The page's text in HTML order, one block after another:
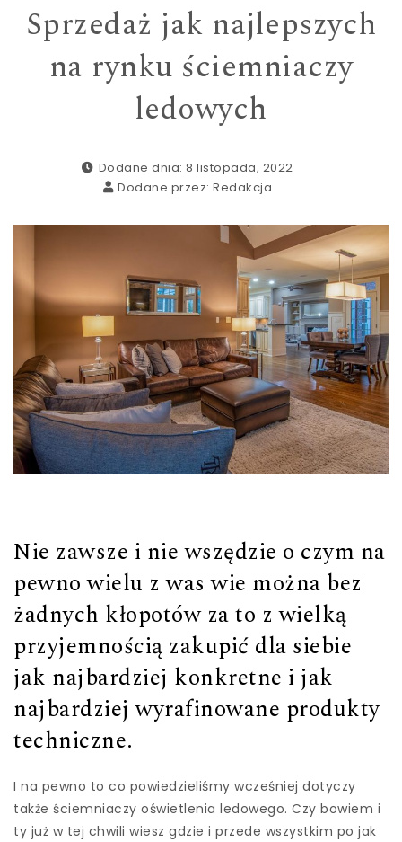
Sprzedaż jak najlepszych
na rynku ściemniaczy
ledowych
Dodane dnia: 8 listopada, 2022
Dodane przez:Redakcja
Nie zawsze i nie wszędzie o czym na
pewno wielu z was wie można bez
żadnych kłopotów za to z wielką
przyjemnością zakupić dla siebie
jak najbardziej konkretne i jak
najbardziej wyrafinowane produkty
techniczne.
I na pewno to co powiedzieliśmy wcześniej dotyczy
także ściemniaczy oświetlenia ledowego. Czy bowiem i
ty już w tej chwili wiesz gdzie i przede wszystkim po jak